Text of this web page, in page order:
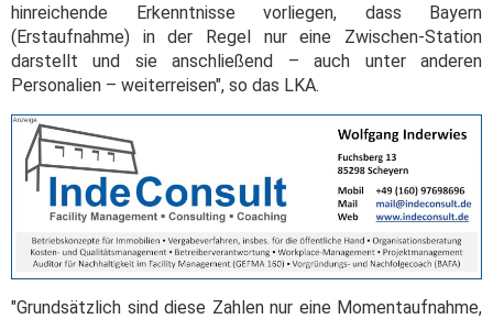
hinreichende Erkenntnisse vorliegen, dass Bayern
(Erstaufnahme) in der Regel nur eine Zwischen-Station
darstellt und sie anschließend – auch unter anderen
Personalien – weiterreisen", so das LKA.
"Grundsätzlich sind diese Zahlen nur eine Momentaufnahme,